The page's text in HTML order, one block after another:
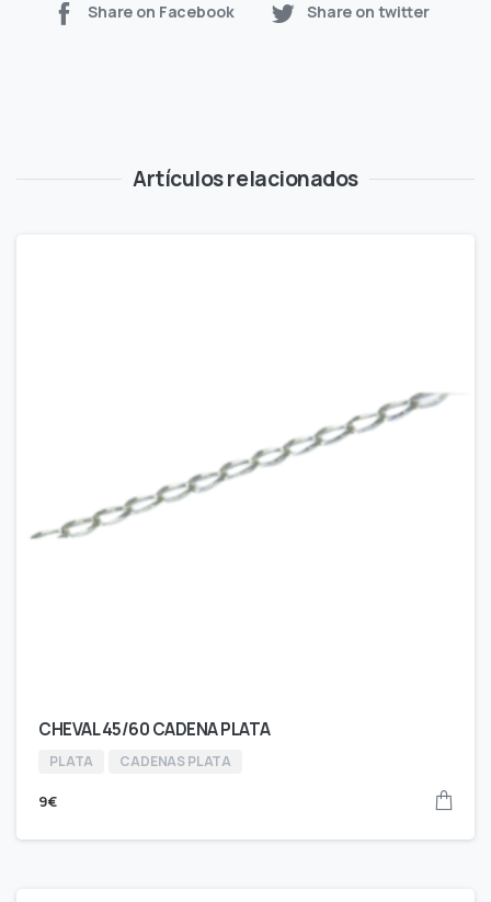
Share on Facebook Share on twitter
Artículos relacionados
CHEVAL 45/60 CADENA PLATA
PLATA CADENAS PLATA
9€